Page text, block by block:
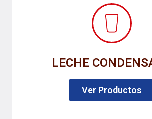
LECHE
Ver Productos